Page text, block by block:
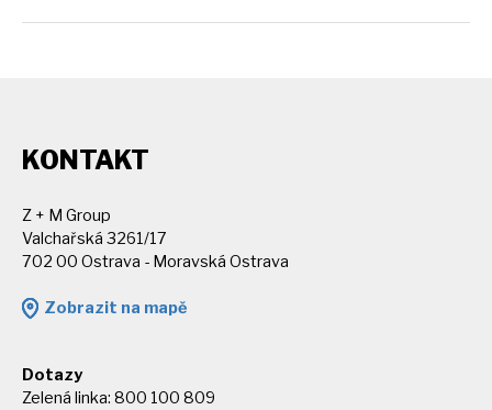
KONTAKT
Z + M Group
Valchařská 3261/17
702 00 Ostrava - Moravská Ostrava
Zobrazit na mapě
Dotazy
Zelená linka: 800 100 809